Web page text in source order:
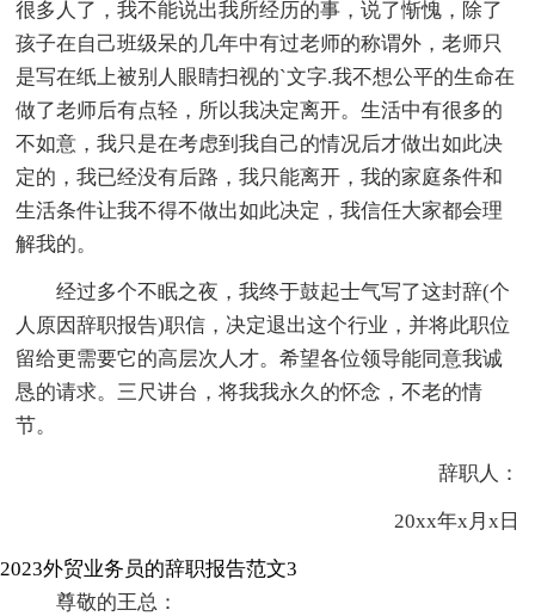
很多人了，我不能说出我所经历的事，说了惭愧，除了
孩子在自己班级呆的几年中有过老师的称谓外，老师只
是写在纸上被别人眼睛扫视的`文字.我不想公平的生命在
做了老师后有点轻，所以我决定离开。生活中有很多的
不如意，我只是在考虑到我自己的情况后才做出如此决
定的，我已经没有后路，我只能离开，我的家庭条件和
生活条件让我不得不做出如此决定，我信任大家都会理
解我的。
经过多个不眠之夜，我终于鼓起士气写了这封辞(个
人原因辞职报告)职信，决定退出这个行业，并将此职位
留给更需要它的高层次人才。希望各位领导能同意我诚
恳的请求。三尺讲台，将我我永久的怀念，不老的情
节。
辞职人：
20xx年x月x日
2023外贸业务员的辞职报告范文3
尊敬的王总：